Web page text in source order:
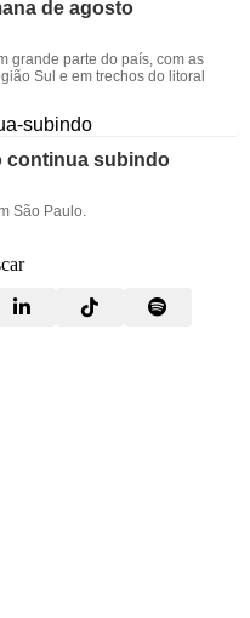
de agosto
grande parte do país, com as
Sul e em trechos do litoral
continua subindo
São Paulo.